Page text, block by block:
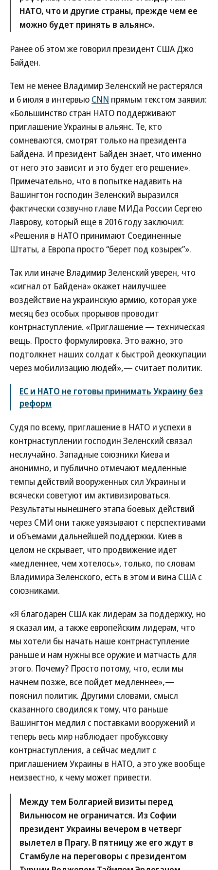
НАТО, что и другие страны, прежде чем ее
можно будет принять в альянс».
Ранее об этом же говорил президент США Джо
Байден.
Тем не менее Владимир Зеленский не растерялся
и 6 июля в интервью CNN прямым текстом заявил:
«Большинство стран НАТО поддерживают
приглашение Украины в альянс. Те, кто
сомневаются, смотрят только на президента
Байдена. И президент Байден знает, что именно
от него это зависит и это будет его решение».
Примечательно, что в попытке надавить на
Вашингтон господин Зеленский выразился
фактически созвучно главе МИДа России Сергею
Лаврову, который еще в 2016 году заключил:
«Решения в НАТО принимают Соединенные
Штаты, а Европа просто “берет под козырек”».
Так или иначе Владимир Зеленский уверен, что
«сигнал от Байдена» окажет наилучшее
воздействие на украинскую армию, которая уже
месяц без особых прорывов проводит
контрнаступление. «Приглашение — техническая
вещь. Просто формулировка. Это важно, это
подтолкнет наших солдат к быстрой деоккупации
через мобилизацию людей»,— считает политик.
ЕС и НАТО не готовы принимать Украину без
реформ
Судя по всему, приглашение в НАТО и успехи в
контрнаступлении господин Зеленский связал
неслучайно. Западные союзники Киева и
анонимно, и публично отмечают медленные
темпы действий вооруженных сил Украины и
всячески советуют им активизироваться.
Результаты нынешнего этапа боевых действий
через СМИ они также увязывают с перспективами
и объемами дальнейшей поддержки. Киев в
целом не скрывает, что продвижение идет
«медленнее, чем хотелось», только, по словам
Владимира Зеленского, есть в этом и вина США с
союзниками.
«Я благодарен США как лидерам за поддержку, но
я сказал им, а также европейским лидерам, что
мы хотели бы начать наше контрнаступление
раньше и нам нужны все оружие и матчасть для
этого. Почему? Просто потому, что, если мы
начнем позже, все пойдет медленнее»,—
пояснил политик. Другими словами, смысл
сказанного сводился к тому, что раньше
Вашингтон медлил с поставками вооружений и
теперь весь мир наблюдает пробуксовку
контрнаступления, а сейчас медлит с
приглашением Украины в НАТО, а это уже вообще
неизвестно, к чему может привести.
Между тем Болгарией визиты перед
Вильнюсом не ограничатся. Из Софии
президент Украины вечером в четверг
вылетел в Прагу. В пятницу же его ждут в
Стамбуле на переговоры с президентом